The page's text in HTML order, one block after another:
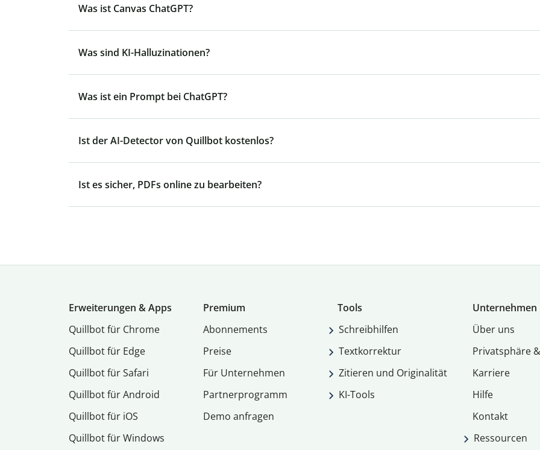
Was ist Canvas ChatGPT?
Was sind KI-Halluzinationen?
Was ist ein Prompt bei ChatGPT?
Ist der AI-Detector von Quillbot kostenlos?
Ist es sicher, PDFs online zu bearbeiten?
Erweiterungen & Apps
Quillbot für Chrome
Quillbot für Edge
Quillbot für Safari
Quillbot für Android
Quillbot für iOS
Quillbot für Windows
Premium
Abon­ne­ments
Preise
Für Unternehmen
Partnerprogramm
Demo anfragen
Tools
Schreibhilfen
Textkorrektur
Zitieren und Originalität
KI-Tools
Unternehmen
Über uns
Privatsphäre
Karriere
Hilfe
Kontakt
Ressourcen